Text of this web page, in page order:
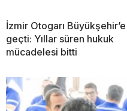
İzmir Otogarı Büyükşehir’e
geçti: Yıllar süren hukuk
mücadelesi bitti